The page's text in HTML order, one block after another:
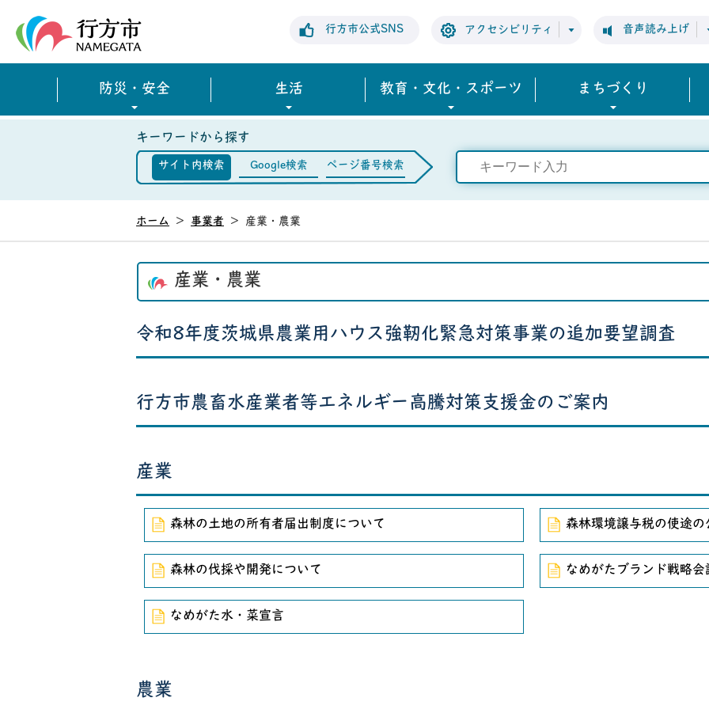
行方市公式SNS アクセシビリティ 音声読み上げ
防災・安全 生活 教育・文化・スポーツ まちづくり
キーワードから探す
サイト内検索 Google検索 ページ番号検索
ホーム > 事業者 > 産業・農業
産業・農業
令和8年度茨城県農業用ハウス強靭化緊急対策事業の追加要望調査
行方市農畜水産業者等エネルギー高騰対策支援金のご案内
産業
森林の土地の所有者届出制度について 森林環境譲与税の使途の
森林の伐採や開発について なめがたブランド戦略会
なめがた水・菜宣言
農業